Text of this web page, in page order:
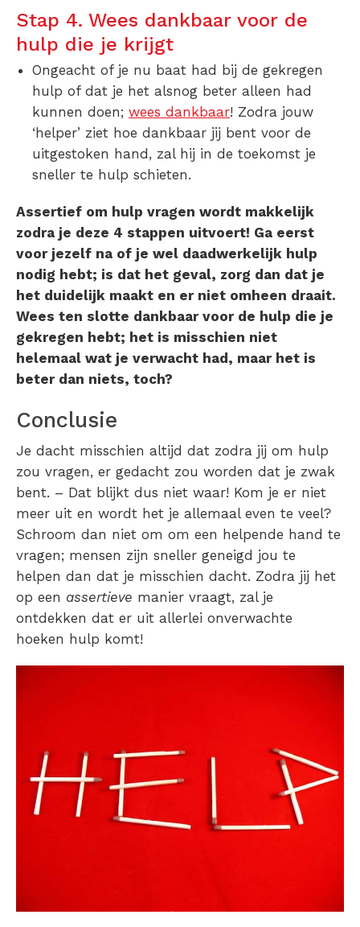
Stap 4. Wees dankbaar voor de
hulp die je krijgt
Ongeacht of je nu baat had bij de gekregen
hulp of dat je het alsnog beter alleen had
kunnen doen; wees dankbaar! Zodra jouw
‘helper’ ziet hoe dankbaar jij bent voor de
uitgestoken hand, zal hij in de toekomst je
sneller te hulp schieten.
Assertief om hulp vragen wordt makkelijk
zodra je deze 4 stappen uitvoert! Ga eerst
voor jezelf na of je wel daadwerkelijk hulp
nodig hebt; is dat het geval, zorg dan dat je
het duidelijk maakt en er niet omheen draait.
Wees ten slotte dankbaar voor de hulp die je
gekregen hebt; het is misschien niet
helemaal wat je verwacht had, maar het is
beter dan niets, toch?
Conclusie
Je dacht misschien altijd dat zodra jij om hulp
zou vragen, er gedacht zou worden dat je zwak
bent. – Dat blijkt dus niet waar! Kom je er niet
meer uit en wordt het je allemaal even te veel?
Schroom dan niet om om een helpende hand te
vragen; mensen zijn sneller geneigd jou te
helpen dan dat je misschien dacht. Zodra jij het
op een assertieve manier vraagt, zal je
ontdekken dat er uit allerlei onverwachte
hoeken hulp komt!